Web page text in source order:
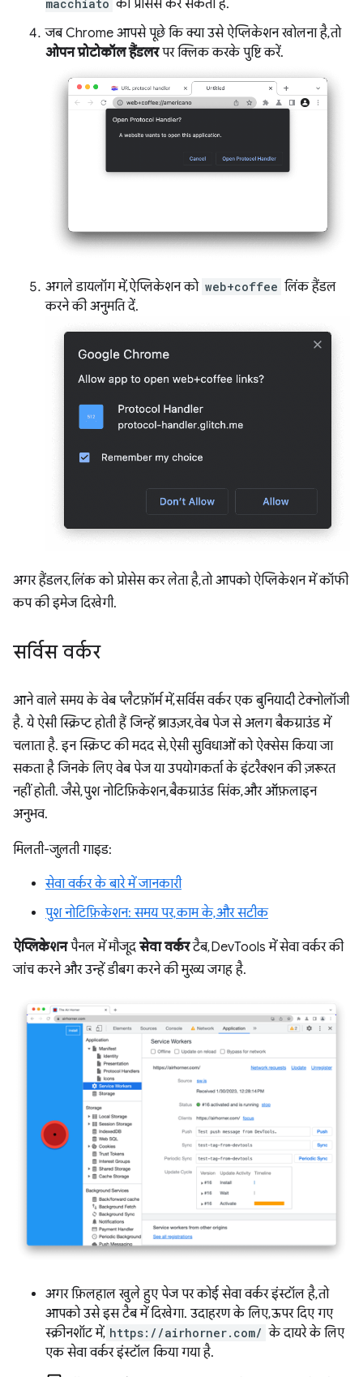
macchiato को प्रोसेस कर सकता है.
जब Chrome आपसे पूछे कि क्या उसे ऐप्लिकेशन खोलना है, तो
ओपन प्रोटोकॉल हैंडलरपर क्लिक करके पुष्टि करें.
अगले डायलॉग में, ऐप्लिकेशन को web+coffee लिंक हैंडल
करने की अनुमति दें.
अगर हैंडलर, लिंक को प्रोसेस कर लेता है, तो आपको ऐप्लिकेशन में कॉफी
कप की इमेज दिखेगी.
सर्विस वर्कर
आने वाले समय के वेब प्लैटफ़ॉर्म में, सर्विस वर्कर एक बुनियादी टेक्नोलॉजी
है. ये ऐसी स्क्रिप्ट होती हैं जिन्हें ब्राउज़र, वेब पेज से अलग बैकग्राउंड में
चलाता है. इन स्क्रिप्ट की मदद से, ऐसी सुविधाओं को ऐक्सेस किया जा
सकता है जिनके लिए वेब पेज या उपयोगकर्ता के इंटरैक्शन की ज़रूरत
नहीं होती. जैसे, पुश नोटिफ़िकेशन, बैकग्राउंड सिंक, और ऑफ़लाइन
अनुभव.
मिलती-जुलती गाइड:
सेवा वर्कर के बारे में जानकारी
पुश नोटिफ़िकेशन: समय पर, काम के, और सटीक
ऐप्लिकेशनपैनल में मौजूद सेवा वर्करटैब, DevTools में सेवा वर्कर की
जांच करने और उन्हें डीबग करने की मुख्य जगह है.
अगर फ़िलहाल खुले हुए पेज पर कोई सेवा वर्कर इंस्टॉल है, तो
आपको उसे इस टैब में दिखेगा. उदाहरण के लिए, ऊपर दिए गए
स्क्रीनशॉट में, https://airhorner.com/ के दायरे के लिए
एक सेवा वर्कर इंस्टॉल किया गया है.